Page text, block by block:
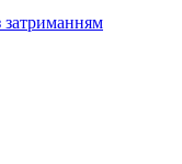
затриманням